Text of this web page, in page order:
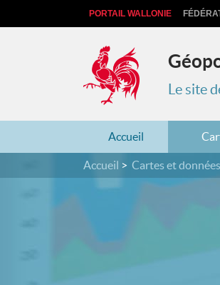
PORTAIL WALLONIE
Le site
Accueil
Accueil Cartes et données